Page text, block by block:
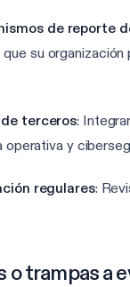
de reporte
su
terceros:
operativa y
regulares:
o trampas a